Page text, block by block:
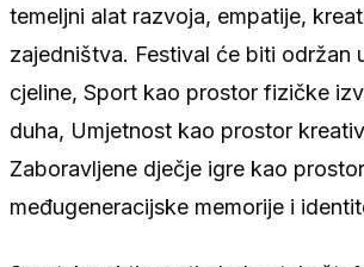
temeljni alat razvoja, empatije,
zajedništva. Festival će biti održan
cjeline, Sport kao prostor fizičke
duha, Umjetnost kao prostor
Zaboravljene dječje igre kao prostor
međugeneracijske memorije i